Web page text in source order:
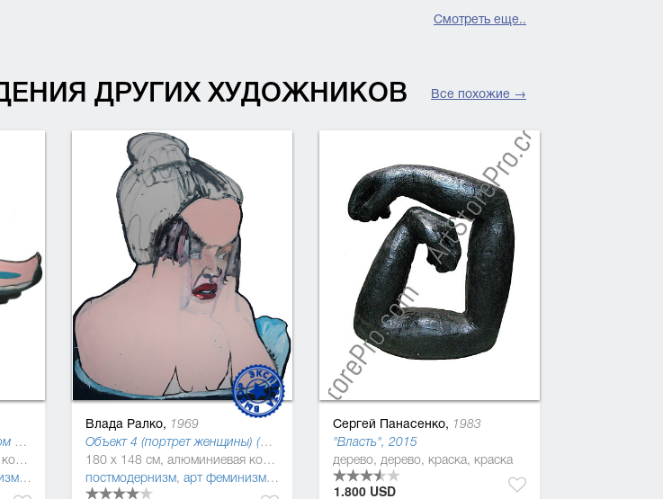
Смотреть еще..
ДРУГИХ ХУДОЖНИКОВ Все похожие →
Объект 7 (девочка в надувном круге) (Object), 2010
147 x 298 см, алюминиевая композитная панель, алюминиевый полимер, масляная краска
,фигуратив
Влада Ралко, 1969
Объект 4 (портрет женщины) (Object), 2010
180 x 148 см, алюминиевая композитная панель, алюминиевый полимер, масляная краска
постмодернизм, арт феминизм,импрессионизм,постимпрессионизм
Сергей Панасенко, 1983
"Власть", 2015
дерево, дерево, краска, краска
1.800 USD